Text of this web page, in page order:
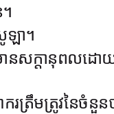
។
ឡា។
មានសក្តានុពលដ
ាករត្រឹមត្រូវនៃ